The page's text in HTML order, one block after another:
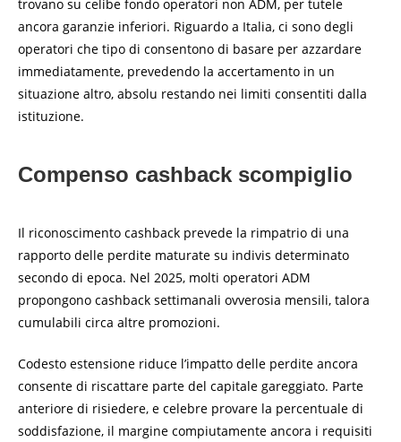
trovano su celibe fondo operatori non ADM, per tutele
ancora garanzie inferiori. Riguardo a Italia, ci sono degli
operatori che tipo di consentono di basare per azzardare
immediatamente, prevedendo la accertamento in un
situazione altro, absolu restando nei limiti consentiti dalla
istituzione.
Compenso cashback scompiglio
Il riconoscimento cashback prevede la rimpatrio di una
rapporto delle perdite maturate su indivis determinato
secondo di epoca. Nel 2025, molti operatori ADM
propongono cashback settimanali ovverosia mensili, talora
cumulabili circa altre promozioni.
Codesto estensione riduce l’impatto delle perdite ancora
consente di riscattare parte del capitale gareggiato. Parte
anteriore di risiedere, e celebre provare la percentuale di
soddisfazione, il margine compiutamente ancora i requisiti